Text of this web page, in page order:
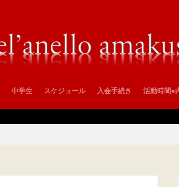
中学生 スケジュール 入会手続き 活動時間•